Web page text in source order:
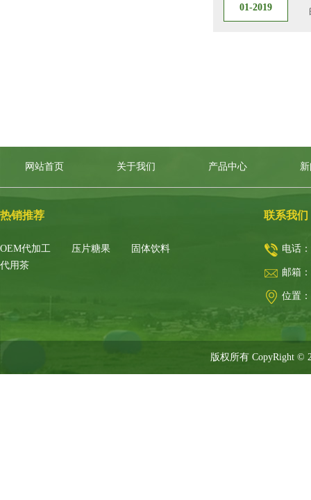
01-2019
网站首页 关于我们 产品中心
热销推荐
OEM代加工 压片糖果
固体饮料
代用茶
联系我们
电话：
邮箱：
位置：
版权所有 CopyRight